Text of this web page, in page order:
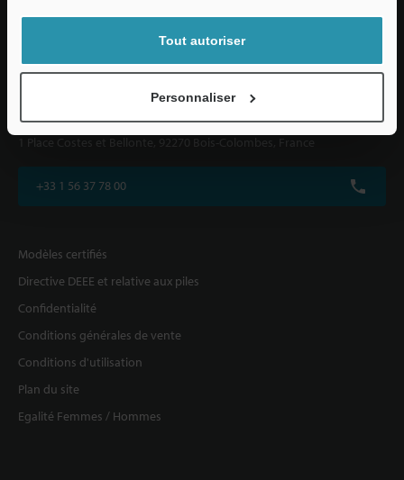
Tout autoriser
Personnaliser
1 Place Costes et Bellonte, 92270 Bois-Colombes, France
+33 1 56 37 78 00
Modèles certifiés
Directive DEEE et relative aux piles
Confidentialité
Conditions générales de vente
Conditions d'utilisation
Plan du site
Egalité Femmes / Hommes